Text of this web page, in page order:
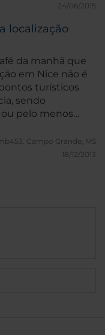
24/06/2015
localização
da manhã que
em Nice não é
turísticos
sendo
pelo menos
ir para o
só há hotéis
é a opção mais
Campo Grande, MS
18/12/2013